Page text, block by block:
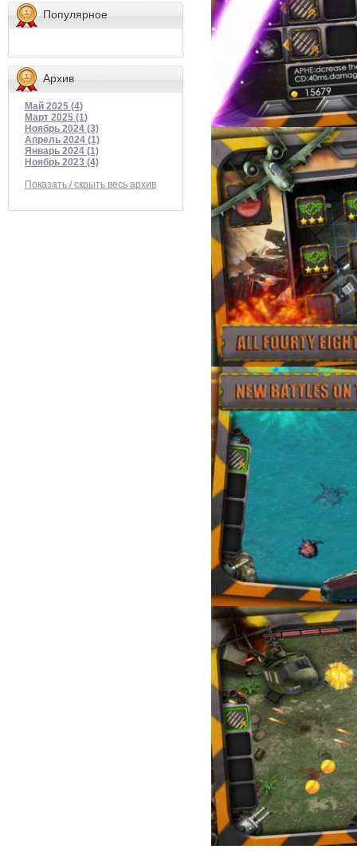
Популярное
Архив
Май 2025 (4)
Март 2025 (1)
Ноябрь 2024 (3)
Апрель 2024 (1)
Январь 2024 (1)
Ноябрь 2023 (4)
Показать / скрыть весь архив